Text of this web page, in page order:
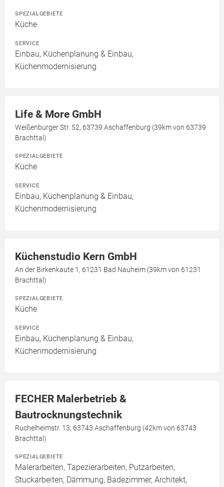
SPEZIALGEBIETE
Küche
SERVICE
Einbau, Küchenplanung & Einbau,
Küchenmodernisierung
Life & More GmbH
Weißenburger Str. 52, 63739 Aschaffenburg (39km von 63739
Brachttal)
SPEZIALGEBIETE
Küche
SERVICE
Einbau, Küchenplanung & Einbau,
Küchenmodernisierung
Küchenstudio Kern GmbH
An der Birkenkaute 1, 61231 Bad Nauheim (39km von 61231
Brachttal)
SPEZIALGEBIETE
Küche
SERVICE
Einbau, Küchenplanung & Einbau,
Küchenmodernisierung
FECHER Malerbetrieb &
Bautrocknungstechnik
Ruchelheimstr. 13, 63743 Aschaffenburg (42km von 63743
Brachttal)
SPEZIALGEBIETE
Malerarbeiten, Tapezierarbeiten, Putzarbeiten,
Stuckarbeiten, Dämmung, Badezimmer, Architekt,